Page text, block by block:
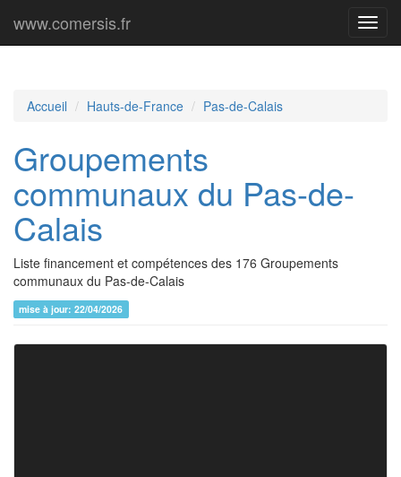
Menu
www.comersis.fr
Accueil Hauts-de-France Pas-de-Calais
Groupements
communaux du Pas-de-
Calais
Liste financement et compétences des 176 Groupements
communaux du Pas-de-Calais
mise à jour: 22/04/2026